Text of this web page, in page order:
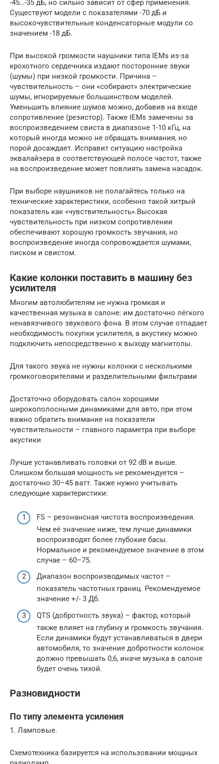
-45…-35 дБ, но сильно зависит от сфер применения.
Существуют модели с показателями -70 дБ и
высокочувствительные конденсаторные модули со
значением -18 дБ.
При высокой громкости наушники типа IEMs из-за
крохотного сердечника издают посторонние звуки
(шумы) при низкой громкости. Причина –
чувствительность – они «собирают» электрические
шумы, игнорируемые большинством моделей.
Уменьшить влияние шумов можно, добавив на входе
сопротивление (резистор). Также IEMs замечены за
воспроизведением свиста в диапазоне 1-10 кГц, на
который иногда можно не обращать внимания, но
порой досаждает. Исправит ситуацию настройка
эквалайзера в соответствующей полосе частот, также
на воспроизведение может повлиять замена насадок.
При выборе наушников не полагайтесь только на
технические характеристики, особенно такой хитрый
показатель как «чувствительность».Высокая
чувствительность при низком сопротивлении
обеспечивают хорошую громкость звучания, но
воспроизведение иногда сопровождается шумами,
писком и свистом.
Какие колонки поставить в машину без
усилителя
Многим автолюбителям не нужна громкая и
качественная музыка в салоне: им достаточно лёгкого
ненавязчивого звукового фона. В этом случае отпадает
необходимость покупки усилителя, а акустику можно
подключить непосредственно к выходу магнитолы.
Для такого звука не нужны колонки с несколькими
громкоговорителями и разделительными фильтрами
Достаточно оборудовать салон хорошими
широкополосными динамиками для авто, при этом
важно обратить внимание на показатели
чувствительности – главного параметра при выборе
акустики
Лучше устанавливать головки от 92 dB и выше.
Слишком большая мощность не рекомендуется –
достаточно 30–45 ватт. Также нужно учитывать
следующие характеристики:
FS – резонансная чистота воспроизведения.
Чем её значение ниже, тем лучше динамики
воспроизводят более глубокие басы.
Нормальное и рекомендуемое значение в этом
случае – 60–75.
Диапазон воспроизводимых частот –
показатель частотных границ. Рекомендуемое
значение +/- 3 Дб.
QTS (добротность звука) – фактор, который
также влияет на глубину и громкость звучания.
Если динамики будут устанавливаться в двери
автомобиля, то значение добротности колонок
должно превышать 0,6, иначе музыка в салоне
будет очень тихой.
Разновидности
По типу элемента усиления
1. Ламповые.
Схемотехника базируется на использовании мощных